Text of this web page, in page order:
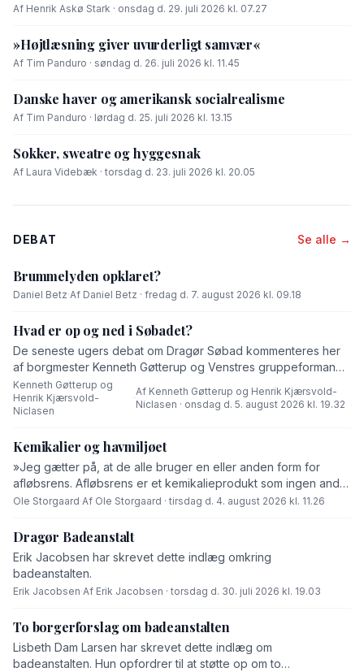
Af Henrik Askø Stark · onsdag d. 29. juli 2026 kl. 07.27
»Højtlæsning giver uvurderligt samvær«
Af Tim Panduro · søndag d. 26. juli 2026 kl. 11.45
Danske haver og amerikansk socialrealisme
Af Tim Panduro · lørdag d. 25. juli 2026 kl. 13.15
Sokker, sweatre og hyggesnak
Af Laura Videbæk · torsdag d. 23. juli 2026 kl. 20.05
DEBAT Se alle →
Brummelyden opklaret?
Daniel Betz·Af Daniel Betz · fredag d. 7. august 2026 kl. 09.18
Hvad er op og ned i Søbadet?
De seneste ugers debat om Dragør Søbad kommenteres her
af borgmester Kenneth Gøtterup og Venstres gruppeformand
Henrik Kjærsvold-Niclasen.
Kenneth Gøtterup og
Henrik Kjærsvold-
Niclasen
·
Af Kenneth Gøtterup og Henrik Kjærsvold-
Niclasen · onsdag d. 5. august 2026 kl. 19.32
Kemikalier og havmiljøet
»Jeg gætter på, at de alle bruger en eller anden form for
afløbsrens. Afløbsrens er et kemikalieprodukt som ingen andre
end fabrikanten ved hvad består af,« skriver Ole Storgaard i
Ole Storgaard·Af Ole Storgaard · tirsdag d. 4. august 2026 kl. 11.26
Dragør Badeanstalt
Erik Jacobsen har skrevet dette indlæg omkring
badeanstalten.
Erik Jacobsen·Af Erik Jacobsen · torsdag d. 30. juli 2026 kl. 19.03
To borgerforslag om badeanstalten
Lisbeth Dam Larsen har skrevet dette indlæg om
badeanstalten. Hun opfordrer til at støtte op om to